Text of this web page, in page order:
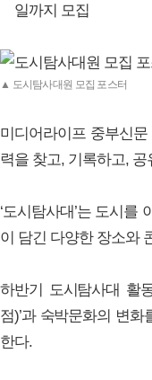
일까지 모집
▲ 도시탐사대원 모집 포스터
미디어라이프 중부신
력을 찾고, 기록하고,
‘도시탐사대’는 도시
이 담긴 다양한 장소와
하반기 도시탐사대 활
점)’과 숙박문화의 변
한다.